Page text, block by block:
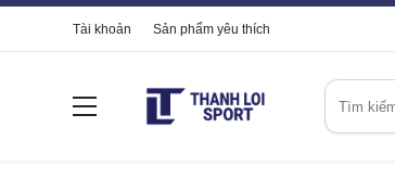
Tài khoản Sản phẩm yêu thích